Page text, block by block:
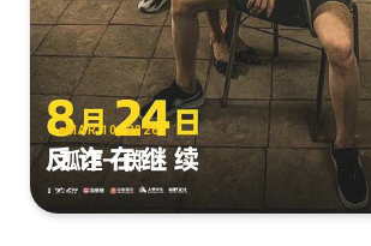
[7.07GB] 复制 下载
星河入梦[国语配音+中文字
幕].Per.Aspera.Ad.Astra.2026.2160p.WEB-
DL.H265.HDR.DDP5.1-QuickIO
[7.02GB] 复制 下载
星河入梦[国语配音+中文字
MAR 10, 2026
孤注一掷